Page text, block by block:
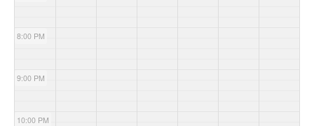
8:00 PM
9:00 PM
10:00 PM